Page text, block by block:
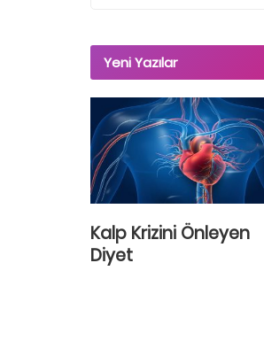
Yeni Yazılar
Kalp Krizini Önleyen
Diyet